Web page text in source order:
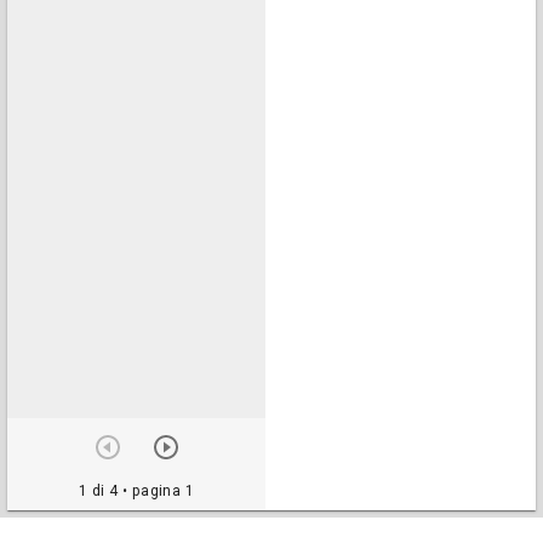
1 di 4• pagina 1